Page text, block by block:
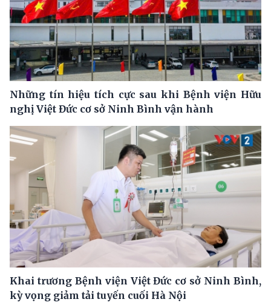
Những tín hiệu tích cực sau khi Bệnh viện Hữu
nghị Việt Đức cơ sở Ninh Bình vận hành
Khai trương Bệnh viện Việt Đức cơ sở Ninh Bình,
kỳ vọng giảm tải tuyến cuối Hà Nội